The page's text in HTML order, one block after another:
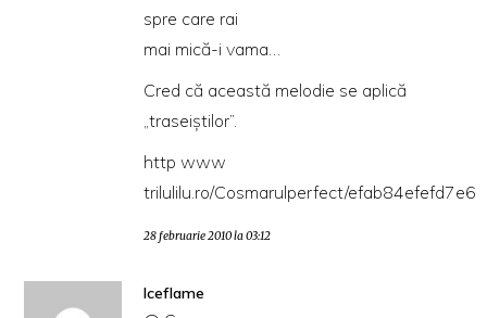
spre care rai
mai mică-i vama…
Cred că această melodie se aplică
„traseiştilor”.
http www
trilulilu.ro/Cosmarulperfect/efab84efefd7e6
28 februarie 2010 la 03:12
Iceflame